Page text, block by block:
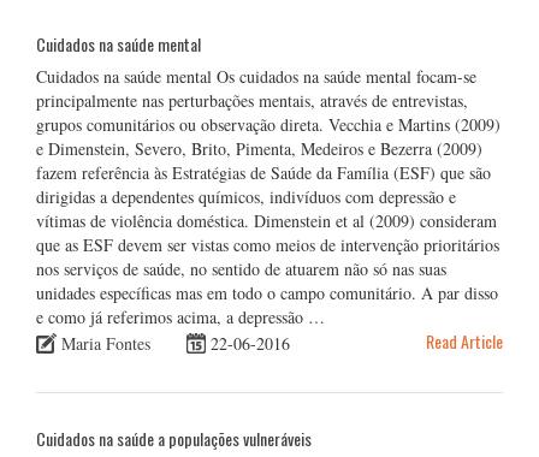
Cuidados na saúde mental
Cuidados na saúde mental Os cuidados na saúde mental focam-se
principalmente nas perturbações mentais, através de entrevistas,
grupos comunitários ou observação direta. Vecchia e Martins (2009)
e Dimenstein, Severo, Brito, Pimenta, Medeiros e Bezerra (2009)
fazem referência às Estratégias de Saúde da Família (ESF) que são
dirigidas a dependentes químicos, indivíduos com depressão e
vítimas de violência doméstica. Dimenstein et al (2009) consideram
que as ESF devem ser vistas como meios de intervenção prioritários
nos serviços de saúde, no sentido de atuarem não só nas suas
unidades específicas mas em todo o campo comunitário. A par disso
e como já referimos acima, a depressão …
Maria Fontes
22-06-2016 Read Article
Cuidados na saúde a populações vulneráveis